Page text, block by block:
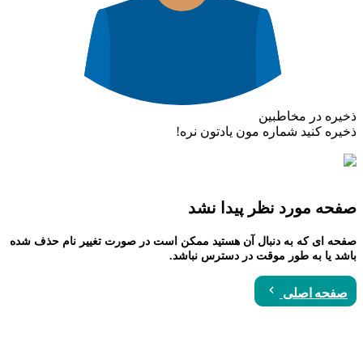
ذخیره در مخاطبین
ذخیره کنید شماره مون یادتون نره!
صفحه مورد نظر پیدا نشد
صفحه ای که به دنبال آن هستید ممکن است در صورت تغییر نام حذف شده
باشد یا به طور موقت در دسترس نباشد.
صفحه اصلی